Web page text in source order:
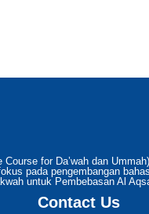
Course for Da’wah dan
pada pengembangan
untuk Pembebasan Al
Contact Us